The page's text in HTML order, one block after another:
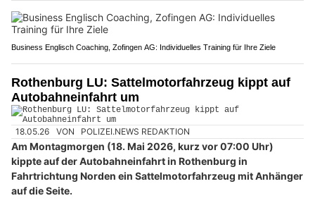
Business Englisch Coaching, Zofingen AG: Individuelles Training für Ihre Ziele
Rothenburg LU: Sattelmotorfahrzeug kippt auf
Autobahneinfahrt um
18.05.26 VON POLIZEI.NEWS REDAKTION
Am Montagmorgen (18. Mai 2026, kurz vor 07:00 Uhr)
kippte auf der Autobahneinfahrt in Rothenburg in
Fahrtrichtung Norden ein Sattelmotorfahrzeug mit Anhänger
auf die Seite.